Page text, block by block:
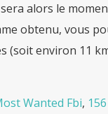
alors le
obtenu, vous
(soit environ 11
Wanted Fbi,